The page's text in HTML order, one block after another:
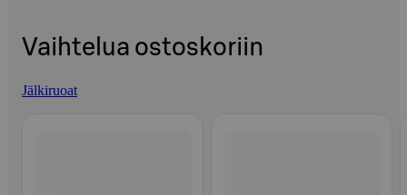
Vaihtelua ostoskoriin
Jälkiruoat